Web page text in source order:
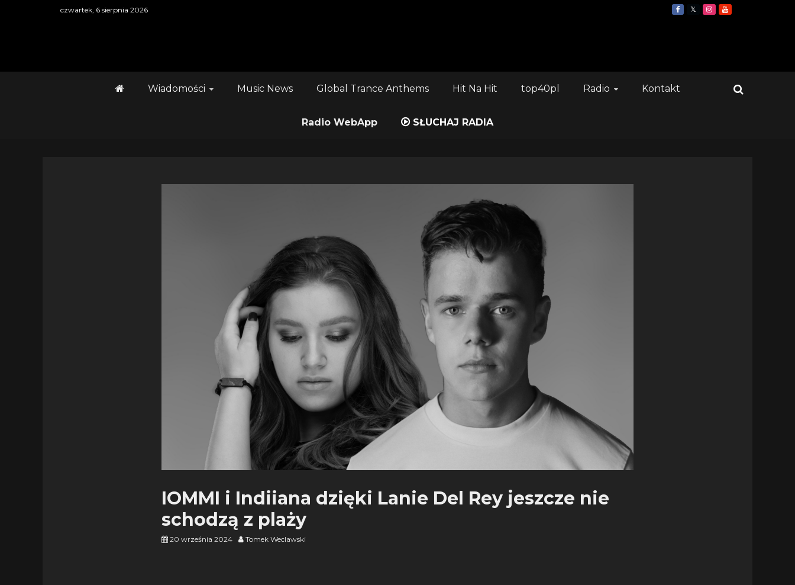
czwartek, 6 sierpnia 2026
Wiadomości Music News Global Trance Anthems Hit Na Hit top40pl Radio Kontakt
Radio WebApp SŁUCHAJ RADIA
IOMMI i Indiiana dzięki Lanie Del Rey jeszcze nie
schodzą z plaży
20 września 2024 Tomek Weclawski